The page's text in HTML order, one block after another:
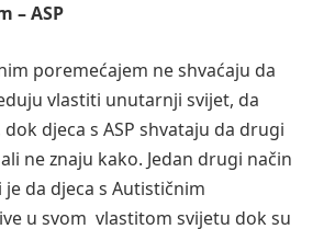
– ASP
poremećajem ne shvaćaju da
vlastiti unutarnji svijet, da
djeca s ASP shvataju da drugi
ne znaju kako. Jedan drugi način
da djeca s Autističnim
u svom vlastitom svijetu dok su